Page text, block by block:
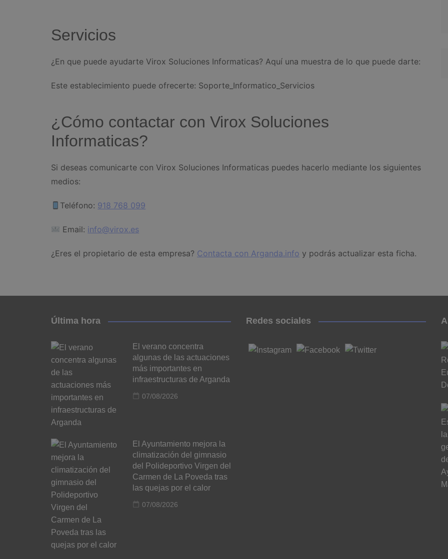
Servicios
¿En que puede ayudarte Virox Soluciones Informaticas? Aquí una muestra de lo que puede darte:
Este establecimiento puede ofrecerte: Soporte_Informatico_Servicios
¿Cómo contactar con Virox Soluciones
Informaticas?
Si deseas comunicarte con Virox Soluciones Informaticas puedes hacerlo mediante los siguientes
medios:
Teléfono: 918 768 099
Email: info@virox.es
¿Eres el propietario de esta empresa? Contacta con Arganda.info y podrás actualizar esta ficha.
Última hora
El verano concentra
algunas de las actuaciones
más importantes en
infraestructuras de Arganda
07/08/2026
El Ayuntamiento mejora la
climatización del gimnasio
del Polideportivo Virgen del
Carmen de La Poveda tras
las quejas por el calor
07/08/2026
Redes sociales